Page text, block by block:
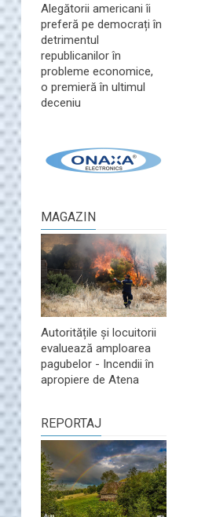
Alegătorii americani îi
preferă pe democrați în
detrimentul
republicanilor în
probleme economice,
o premieră în ultimul
deceniu
MAGAZIN
Autoritățile și locuitorii
evaluează amploarea
pagubelor - Incendii în
apropiere de Atena
REPORTAJ